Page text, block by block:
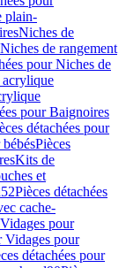
plain-
Niches de
de rangement
pour Niches de
pour Baignoires
détachées pour
Pièces
Kits de
et
Pièces détachées
cache-
Vidages pour
Vidages pour
détachées pour